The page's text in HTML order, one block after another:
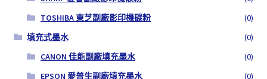
TOSHIBA 東芝副廠影印機碳粉
(0)
填充式墨水
(0)
CANON 佳能副廠填充墨水
(0)
EPSON 愛普生副廠填充墨水
(0)